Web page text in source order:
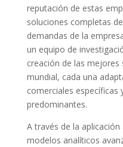
reputación de estas
soluciones completas
demandas de la
un equipo de
creación de las mejores
mundial, cada una
comerciales específicas
predominantes.
A través de la
modelos analíticos